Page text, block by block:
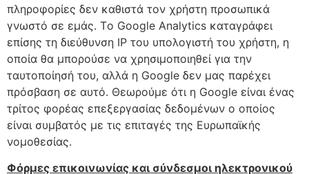
πληροφορίες δεν καθιστά τον χρήστη προσωπικά
γνωστό σε εμάς. Tο Google Analytics καταγράφει
επίσης τη διεύθυνση IP του υπολογιστή του χρήστη, η
οποία θα μπορούσε να χρησιμοποιηθεί για την
ταυτοποίησή του, αλλά η Google δεν μας παρέχει
πρόσβαση σε αυτό. Θεωρούμε ότι η Google είναι ένας
τρίτος φορέας επεξεργασίας δεδομένων ο οποίος
είναι συμβατός με τις επιταγές της Ευρωπαϊκής
νομοθεσίας.
Φόρμες επικοινωνίας και σύνδεσμοι ηλεκτρονικού